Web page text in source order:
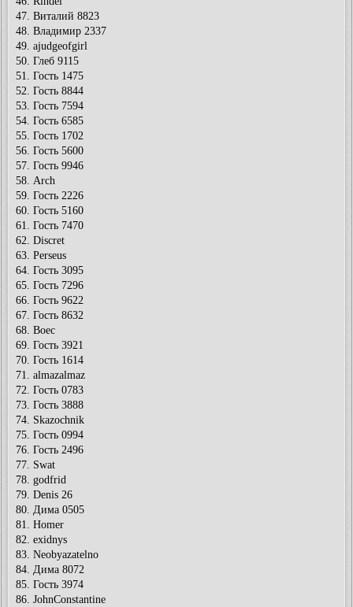
47. Виталий 8823
48. Владимир 2337
49. ajudgeofgirl
50. Глеб 9115
51. Гость 1475
52. Гость 8844
53. Гость 7594
54. Гость 6585
55. Гость 1702
56. Гость 5600
57. Гость 9946
58. Arch
59. Гость 2226
60. Гость 5160
61. Гость 7470
62. Discret
63. Perseus
64. Гость 3095
65. Гость 7296
66. Гость 9622
67. Гость 8632
68. Boec
69. Гость 3921
70. Гость 1614
71. almazalmaz
72. Гость 0783
73. Гость 3888
74. Skazochnik
75. Гость 0994
76. Гость 2496
77. Swat
78. godfrid
79. Denis 26
80. Дима 0505
81. Homer
82. exidnys
83. Neobyazatelno
84. Дима 8072
85. Гость 3974
86. JohnConstantine